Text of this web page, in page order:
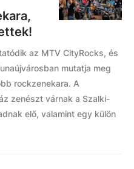
az MTV CityRocks, és
mutatja meg
rockzenekara. A
zenészt várnak a Szalki-
elő, valamint egy külön